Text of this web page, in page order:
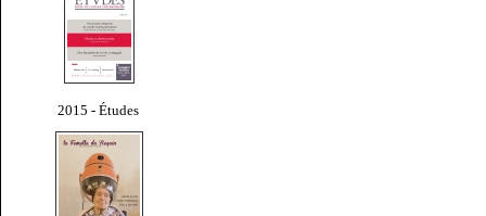
2015 - Études